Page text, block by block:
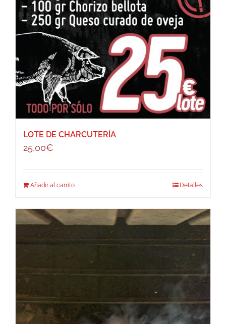
LOTE DE CHARCUTERÍA
25,00€
Añadir al carrito Detalles